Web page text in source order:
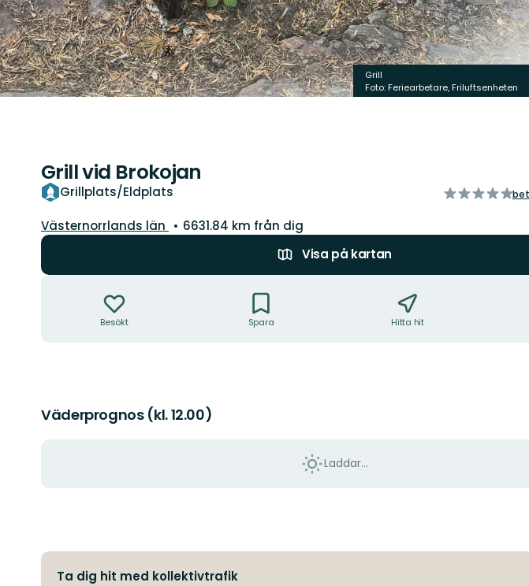
Grill
Foto: Feriearbetare, Friluftsenheten
Grill vid Brokojan
Grillplats/Eldplats
av
Län:
Västernorrlands län
6631.84 km från dig
Visa på kartan
Besökt Spara Hitta hit
Väderprognos (kl. 12.00)
Laddar...
Ta dig hit med kollektivtrafik